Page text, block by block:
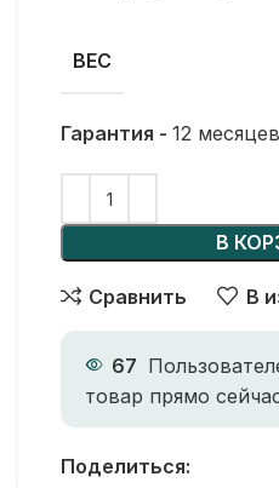
ВЕС
Гарантия - 12 месяцев
В
Сравнить В
67
товар прямо
Поделиться: